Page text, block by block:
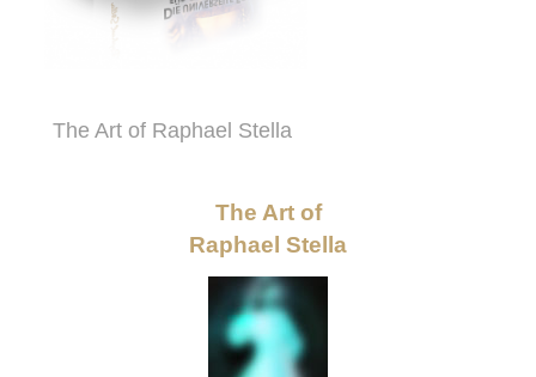
The Art of Raphael Stella
The Art of
Raphael Stella